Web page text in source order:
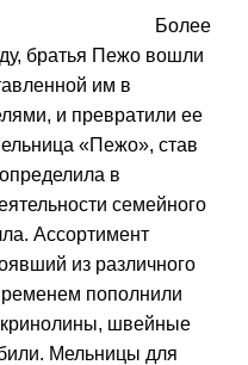
Более
братья Пежо вошли
им в
и превратили ее
«Пежо», став
в
семейного
Ассортимент
из различного
пополнили
швейные
Мельницы для